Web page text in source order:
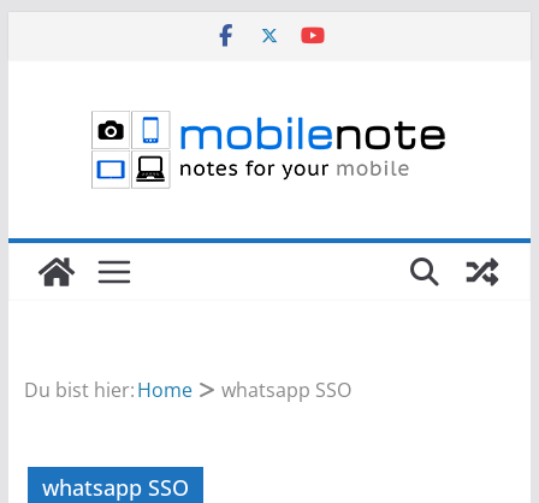
Du bist hier:Home whatsapp SSO
whatsapp SSO